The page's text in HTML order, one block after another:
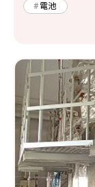
電池